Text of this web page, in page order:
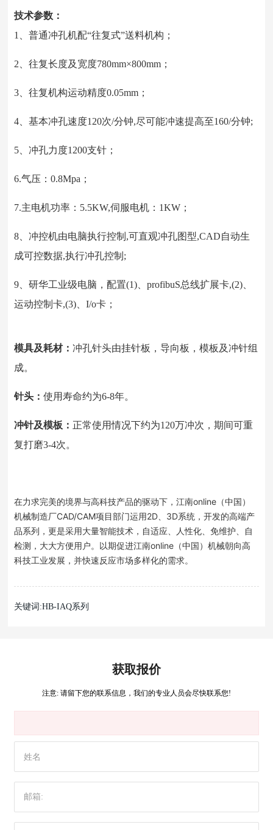
技术参数：
1、普通冲孔机配“往复式”送料机构；
2、往复长度及宽度780mm×800mm；
3、往复机构运动精度0.05mm；
4、基本冲孔速度120次/分钟,尽可能冲速提高至160/分钟;
5、冲孔力度1200支针；
6.气压：0.8Mpa；
7.主电机功率：5.5KW,伺服电机：1KW；
8、冲控机由电脑执行控制,可直观冲孔图型,CAD自动生
成可控数据,执行冲孔控制;
9、研华工业级电脑，配置(1)、profibuS总线扩展卡,(2)、
运动控制卡,(3)、I/o卡；
模具及耗材：冲孔针头由挂针板，导向板，模板及冲针组
成。
针头：使用寿命约为6-8年。
冲针及模板： 正常使用情况下约为120万冲次，期间可重
复打磨3-4次。
在力求完美的境界与高科技产品的驱动下，江南online（中国）
机械制造厂CAD/CAM项目部门运用2D、3D系统，开发的高端产
品系列，更是采用大量智能技术，自适应、人性化、免维护、自
检测，大大方便用户。以期促进江南online（中国）机械朝向高
科技工业发展，并快速反应市场多样化的需求。
关键词:HB-IAQ系列
获取报价
注意: 请留下您的联系信息，我们的专业人员会尽快联系您!